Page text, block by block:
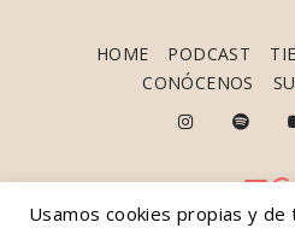
HOME PODCAST
CONÓCENOS
Usamos cookies propias y